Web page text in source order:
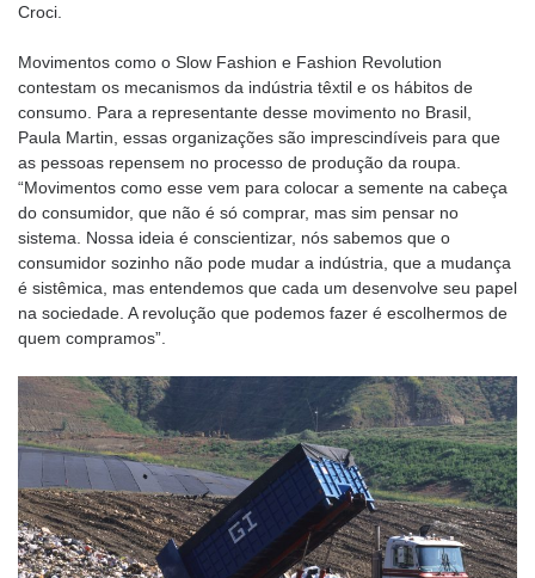
Croci.
Movimentos como o Slow Fashion e Fashion Revolution
contestam os mecanismos da indústria têxtil e os hábitos de
consumo. Para a representante desse movimento no Brasil,
Paula Martin, essas organizações são imprescindíveis para que
as pessoas repensem no processo de produção da roupa.
“Movimentos como esse vem para colocar a semente na cabeça
do consumidor, que não é só comprar, mas sim pensar no
sistema. Nossa ideia é conscientizar, nós sabemos que o
consumidor sozinho não pode mudar a indústria, que a mudança
é sistêmica, mas entendemos que cada um desenvolve seu papel
na sociedade. A revolução que podemos fazer é escolhermos de
quem compramos”.